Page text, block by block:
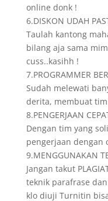
online donk !
6.DISKON UDAH
Taulah kantong
bilang aja sama
cuss..kasihh !
7.PROGRAMMER
Sudah melewati
derita, membuat
8.PENGERJAAN
Dengan tim yang
pengerjaan dengan
9.MENGGUNAKAN
Jangan takut
teknik parafrase
klo diuji Turnitin